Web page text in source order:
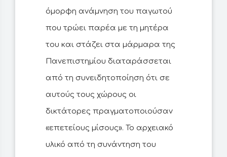
όμορφη ανάμνηση του παγωτού
που τρώει παρέα με τη μητέρα
του και στάζει στα μάρμαρα της
Πανεπιστημίου διαταράσσεται
από τη συνειδητοποίηση ότι σε
αυτούς τους χώρους οι
δικτάτορες πραγματοποιούσαν
«επετείους μίσους». Το αρχειακό
υλικό από τη συνάντηση του